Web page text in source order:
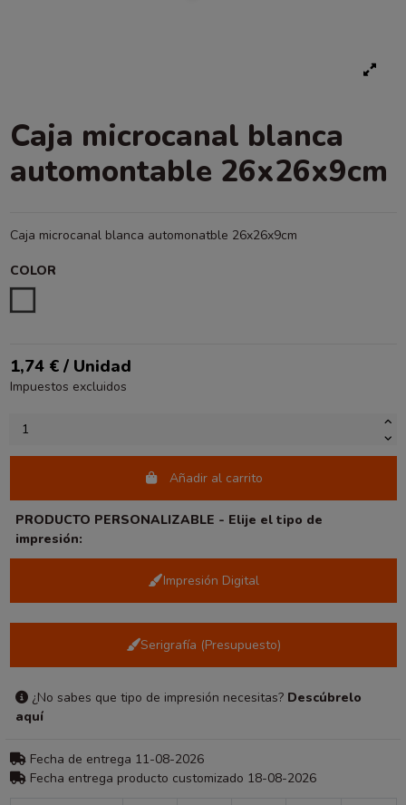
Caja microcanal blanca
automontable 26x26x9cm
Caja microcanal blanca automonatble 26x26x9cm
COLOR
1,74 € / Unidad
Impuestos excluidos
Añadir al carrito
PRODUCTO PERSONALIZABLE - Elije el tipo de
impresión:
Impresión Digital
Serigrafía (Presupuesto)
¿No sabes que tipo de impresión necesitas?Descúbrelo
aquí
Fecha de entrega 11-08-2026
Fecha entrega producto customizado 18-08-2026